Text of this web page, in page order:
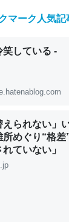
「ずっと前の伏
には多い分量
ついての考察（
ム少ないのか。
ウム分はエビの
表】昆虫学の大問
マーク人気記
笑している -
られない」
めぐり“格
れていない」
プライムオ